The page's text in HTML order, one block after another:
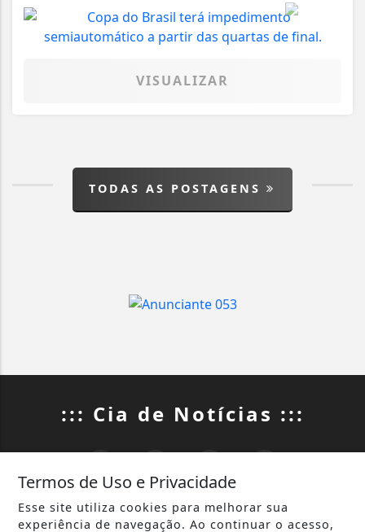
VISUALIZAR
TODAS AS POSTAGENS
::: Cia de Notícias :::
INÍCIO | SOBRE |
Termos de Uso e Privacidade
Esse site utiliza cookies para melhorar sua
experiência de navegação. Ao continuar o acesso,